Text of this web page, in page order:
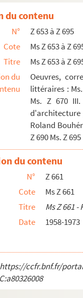
- Roland Bouhéret.
- Roland Bouhéret.
- Roland Bouhéret.
- Projet
- Roland Bouhéret.
- Textes sur Roland
- Roland Bouhéret.
- Roland Bouhéret.
- Roland Bouhéret.
- Roland Bouhéret.
- Roland Bouhéret.
Z 712 à Z 725 - Fonds
du contenu
N°
Z 653 à Z 695
Cote
Ms Z 653 à Z
Titre
Ms Z 653 à Z
du
Oeuvres,
littéraires :
Ms. Z 670
d'architecture
Roland
Z 690 Ms. Z 695
du contenu
N°
Z 661
Cote
Ms Z 661
Titre
Ms Z 661
Date
1958-1973
https://ccfr.bnf.fr/